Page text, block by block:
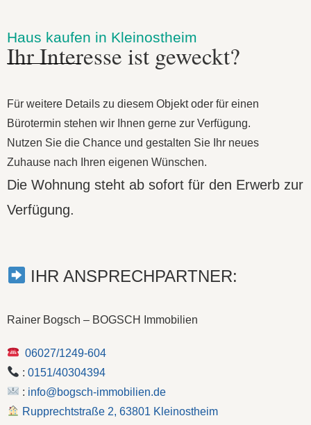
Haus kaufen in Kleinostheim
Ihr Interesse ist geweckt?
Für weitere Details zu diesem Objekt oder für einen
Bürotermin stehen wir Ihnen gerne zur Verfügung.
Nutzen Sie die Chance und gestalten Sie Ihr neues
Zuhause nach Ihren eigenen Wünschen.
Die Wohnung steht ab sofort für den Erwerb zur
Verfügung.
IHR ANSPRECHPARTNER:
Rainer Bogsch – BOGSCH Immobilien
06027/1249-604
:0151/40304394
: info@bogsch-immobilien.de
Rupprechtstraße 2, 63801 Kleinostheim